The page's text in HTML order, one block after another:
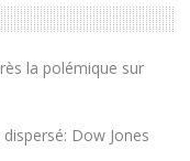
la polémique sur
Dow Jones